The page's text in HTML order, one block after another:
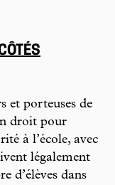
et porteuses de
droit pour
à l’école, avec
légalement
d’élèves dans